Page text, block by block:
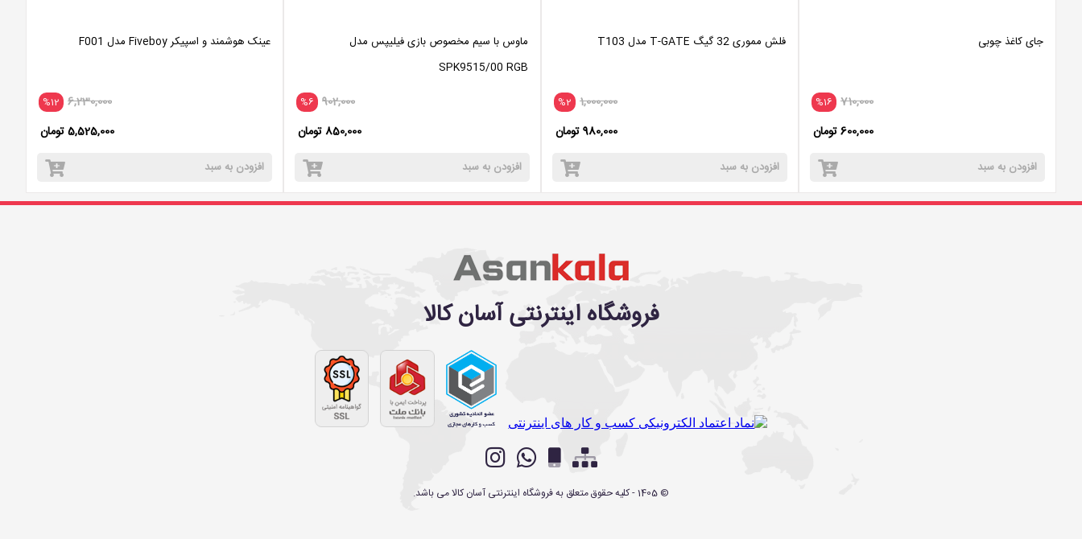
جای کاغذ چوبی
%16 710,000
600,000 تومان
افزودن به سبد
فلش مموری 32 گیگ T-GATE مدل T103
%2 1,000,000
980,000 تومان
افزودن به سبد
ماوس با سیم مخصوص بازی فیلیپس مدل
SPK9515/00 RGB
%6 902,000
850,000 تومان
افزودن به سبد
عینک هوشمند و اسپیکر Fiveboy مدل F001
%12 6,230,000
5,525,000 تومان
افزودن به سبد
فروشگاه اینترنتی آسان کالا
©
1405- کلیه حقوق متعلق بهفروشگاه اینترنتی آسان کالامی باشد.